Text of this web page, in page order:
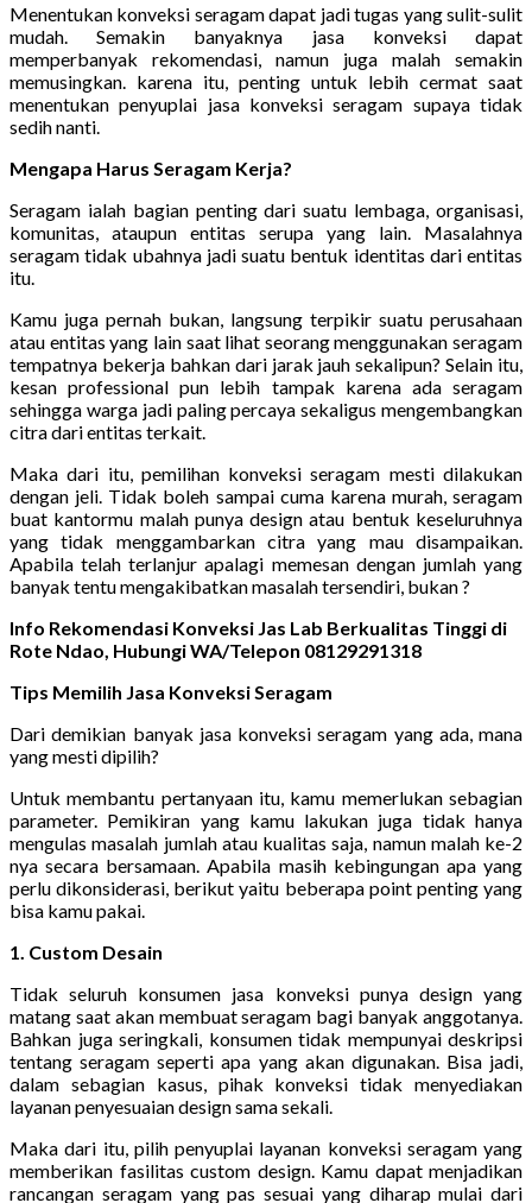
Menentukan konveksi seragam dapat jadi tugas yang sulit-sulit
mudah. Semakin banyaknya jasa konveksi dapat
memperbanyak rekomendasi, namun juga malah semakin
memusingkan. karena itu, penting untuk lebih cermat saat
menentukan penyuplai jasa konveksi seragam supaya tidak
sedih nanti.
Mengapa Harus Seragam Kerja?
Seragam ialah bagian penting dari suatu lembaga, organisasi,
komunitas, ataupun entitas serupa yang lain. Masalahnya
seragam tidak ubahnya jadi suatu bentuk identitas dari entitas
itu.
Kamu juga pernah bukan, langsung terpikir suatu perusahaan
atau entitas yang lain saat lihat seorang menggunakan seragam
tempatnya bekerja bahkan dari jarak jauh sekalipun? Selain itu,
kesan professional pun lebih tampak karena ada seragam
sehingga warga jadi paling percaya sekaligus mengembangkan
citra dari entitas terkait.
Maka dari itu, pemilihan konveksi seragam mesti dilakukan
dengan jeli. Tidak boleh sampai cuma karena murah, seragam
buat kantormu malah punya design atau bentuk keseluruhnya
yang tidak menggambarkan citra yang mau disampaikan.
Apabila telah terlanjur apalagi memesan dengan jumlah yang
banyak tentu mengakibatkan masalah tersendiri, bukan ?
Info Rekomendasi Konveksi Jas Lab Berkualitas Tinggi di
Rote Ndao, Hubungi WA/Telepon 08129291318
Tips Memilih Jasa Konveksi Seragam
Dari demikian banyak jasa konveksi seragam yang ada, mana
yang mesti dipilih?
Untuk membantu pertanyaan itu, kamu memerlukan sebagian
parameter. Pemikiran yang kamu lakukan juga tidak hanya
mengulas masalah jumlah atau kualitas saja, namun malah ke-2
nya secara bersamaan. Apabila masih kebingungan apa yang
perlu dikonsiderasi, berikut yaitu beberapa point penting yang
bisa kamu pakai.
1. Custom Desain
Tidak seluruh konsumen jasa konveksi punya design yang
matang saat akan membuat seragam bagi banyak anggotanya.
Bahkan juga seringkali, konsumen tidak mempunyai deskripsi
tentang seragam seperti apa yang akan digunakan. Bisa jadi,
dalam sebagian kasus, pihak konveksi tidak menyediakan
layanan penyesuaian design sama sekali.
Maka dari itu, pilih penyuplai layanan konveksi seragam yang
memberikan fasilitas custom design. Kamu dapat menjadikan
rancangan seragam yang pas sesuai yang diharap mulai dari